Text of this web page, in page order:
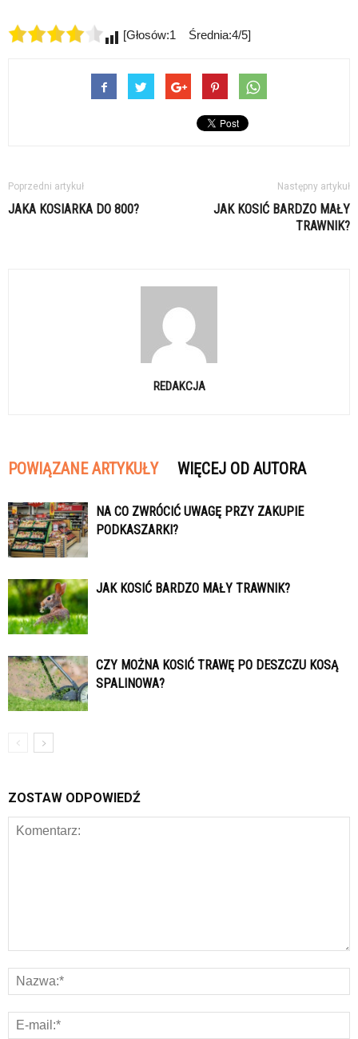
[Głosów:1 Średnia:4/5]
Poprzedni artykuł
JAKA KOSIARKA DO 800?
Następny artykuł
JAK KOSIĆ BARDZO MAŁY
TRAWNIK?
REDAKCJA
POWIĄZANE ARTYKUŁY WIĘCEJ OD AUTORA
NA CO ZWRÓCIĆ UWAGĘ PRZY ZAKUPIE
PODKASZARKI?
JAK KOSIĆ BARDZO MAŁY TRAWNIK?
CZY MOŻNA KOSIĆ TRAWĘ PO DESZCZU KOSĄ
SPALINOWA?
ZOSTAW ODPOWIEDŹ